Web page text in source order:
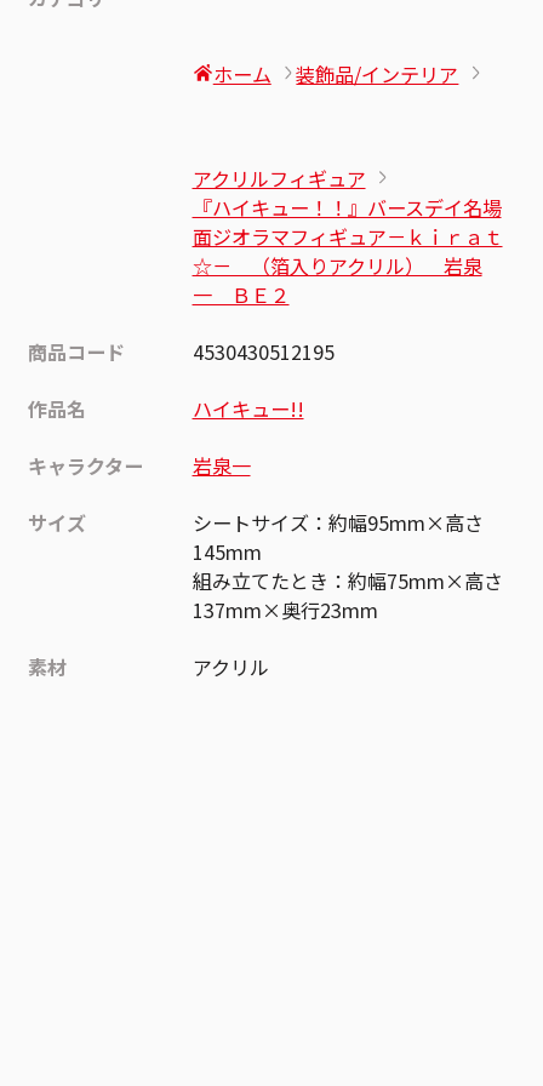
ホーム 装飾品/インテリア
アクリルフィギュア
『ハイキュー！！』バースデイ名場
面ジオラマフィギュア－ｋｉｒａｔ
☆－ （箔入りアクリル） 岩泉
一 ＢＥ２
商品コード
4530430512195
作品名
ハイキュー!!
キャラクター
岩泉一
サイズ
シートサイズ：約幅95mm×高さ
145mm
組み立てたとき：約幅75mm×高さ
137mm×奥行23mm
素材
アクリル